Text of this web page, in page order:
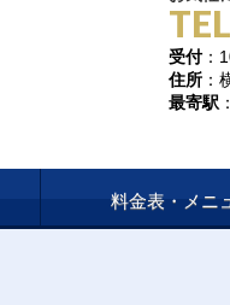
受付：
住所 ：
最寄駅
料金表・メニ